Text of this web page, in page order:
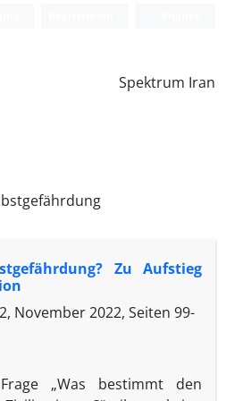
Spektrum Iran
Zu Aufstieg
November 2022, Seiten 99-
„Was bestimmt den